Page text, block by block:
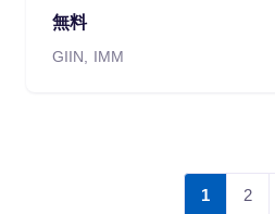
無料
GIIN
IMM
1 2